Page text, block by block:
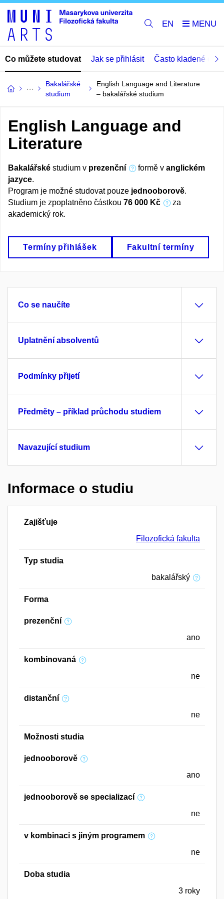
EN
Co můžete studovat Jak se přihlásit Často kladené
Bakalářské
studium
English Language and Literature
– bakalářské studium
English Language and
Literature
Bakalářské studium v prezenční formě v anglickém
jazyce.
Program je možné studovat pouze jednooborově.
Studium je zpoplatněno částkou 76 000 Kč
za
akademický rok.
Termíny přihlášek Fakultní termíny
Co se naučíte
Uplatnění absolventů
Podmínky přijetí
Předměty – příklad průchodu studiem
Navazující studium
Informace o studiu
Zajišťuje
Filozofická fakulta
Typ studia
bakalářský
Forma
prezenční
ano
kombinovaná
ne
distanční
ne
Možnosti studia
jednooborově
ano
jednooborově se specializací
ne
v kombinaci s jiným programem
ne
Doba studia
3 roky